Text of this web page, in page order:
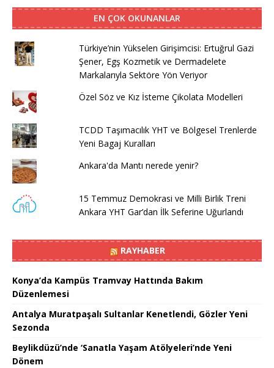
EN ÇOK OKUNANLAR
Türkiye’nin Yükselen Girişimcisi: Ertuğrul Gazi
Şener, Egş Kozmetik ve Dermadelete
Markalarıyla Sektöre Yön Veriyor
Özel Söz ve Kız İsteme Çikolata Modelleri
TCDD Taşımacılık YHT ve Bölgesel Trenlerde
Yeni Bagaj Kuralları
Ankara'da Mantı nerede yenir?
15 Temmuz Demokrasi ve Milli Birlik Treni
Ankara YHT Gar’dan İlk Seferine Uğurlandı
RAYHABER
Konya’da Kampüs Tramvay Hattında Bakım
Düzenlemesi
Antalya Muratpaşalı Sultanlar Kenetlendi, Gözler Yeni
Sezonda
Beylikdüzü’nde ‘Sanatla Yaşam Atölyeleri’nde Yeni
Dönem